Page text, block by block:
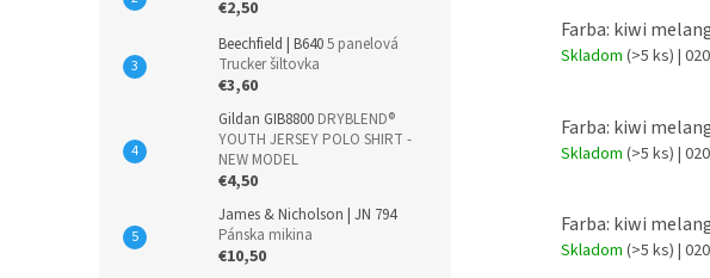
€2,50
Beechfield | B6405 panelová
Trucker šiltovka
€3,60
Gildan GIB8800 DRYBLEND®
YOUTH JERSEY POLO SHIRT -
NEW MODEL
€4,50
James & Nicholson | JN 794
Pánska mikina
€10,50
Farba: kiwi
Skladom (>5 ks) |
Farba: kiwi
Skladom (>5 ks) |
Farba: kiwi
Skladom (>5 ks) |